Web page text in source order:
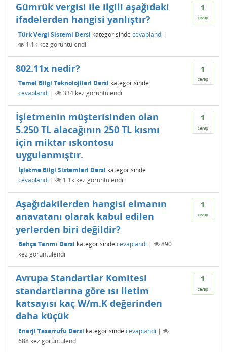
1
cevap
Gümrük vergisi ile ilgili aşağıdaki
ifadelerden hangisi yanlıştır?
Türk Vergi Sistemi Dersi kategorisinde cevaplandı |
1.1k kez görüntülendi
1
cevap
802.11x nedir?
Temel Bilgi Teknolojileri Dersi kategorisinde
cevaplandı | 334 kez görüntülendi
1
cevap
İşletmenin müşterisinden olan
5.250 TL alacağının 250 TL kısmı
için miktar ıskontosu
uygulanmıştır.
İşletme Bilgi Sistemleri Dersi kategorisinde
cevaplandı | 1.1k kez görüntülendi
1
cevap
Aşağıdakilerden hangisi elmanın
anavatanı olarak kabul edilen
yerlerden biri değildir?
Bahçe Tarımı Dersi kategorisinde cevaplandı |
890
kez görüntülendi
1
cevap
Avrupa Standartlar Komitesi
standartlarına göre ısı iletim
katsayısı kaç W/m.K değerinden
daha küçük
Enerji Tasarrufu Dersi kategorisinde cevaplandı |
688 kez görüntülendi